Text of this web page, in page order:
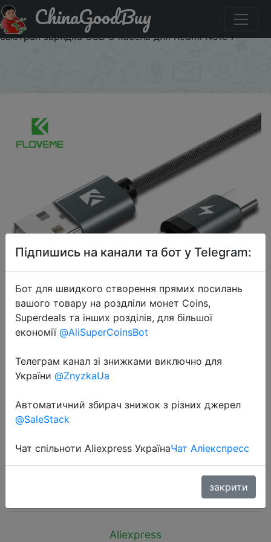
Придбати FLOVEME QC3.0 Тип usb C кабель для
samsung Galaxy Note 9 S9 2.8A Micro USB кабель 2 в 1
быстрая зарядка USB C кабель для Redmi Note 7
ChinaGoodBuy
2019-01-19
FLOVEME QC3.0 Тип usb C кабель
Micro USB кабель 2 в 1 быстрая
зарядка USB C кабель для Redmi
Note 7
Aliexpress
Підпишись на канали та бот у Telegram:
Бот для швидкого створення прямих посилань
вашого товару на роздліли монет Coins,
Superdeals та інших розділів, для більшої
економії @AliSuperCoinsBot
Телеграм канал зі знижками виключно для
України @ZnyzkaUa
Автоматичний збирач знижок з різних джерел
@SaleStack
Чат спільноти Aliexpress УкраїнаЧат Аліекспресс
закрити